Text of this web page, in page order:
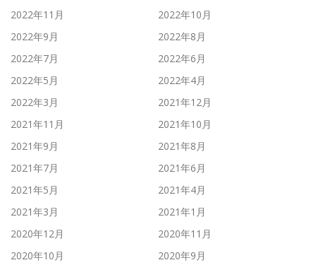
2022年11月
2022年10月
2022年9月
2022年8月
2022年7月
2022年6月
2022年5月
2022年4月
2022年3月
2021年12月
2021年11月
2021年10月
2021年9月
2021年8月
2021年7月
2021年6月
2021年5月
2021年4月
2021年3月
2021年1月
2020年12月
2020年11月
2020年10月
2020年9月